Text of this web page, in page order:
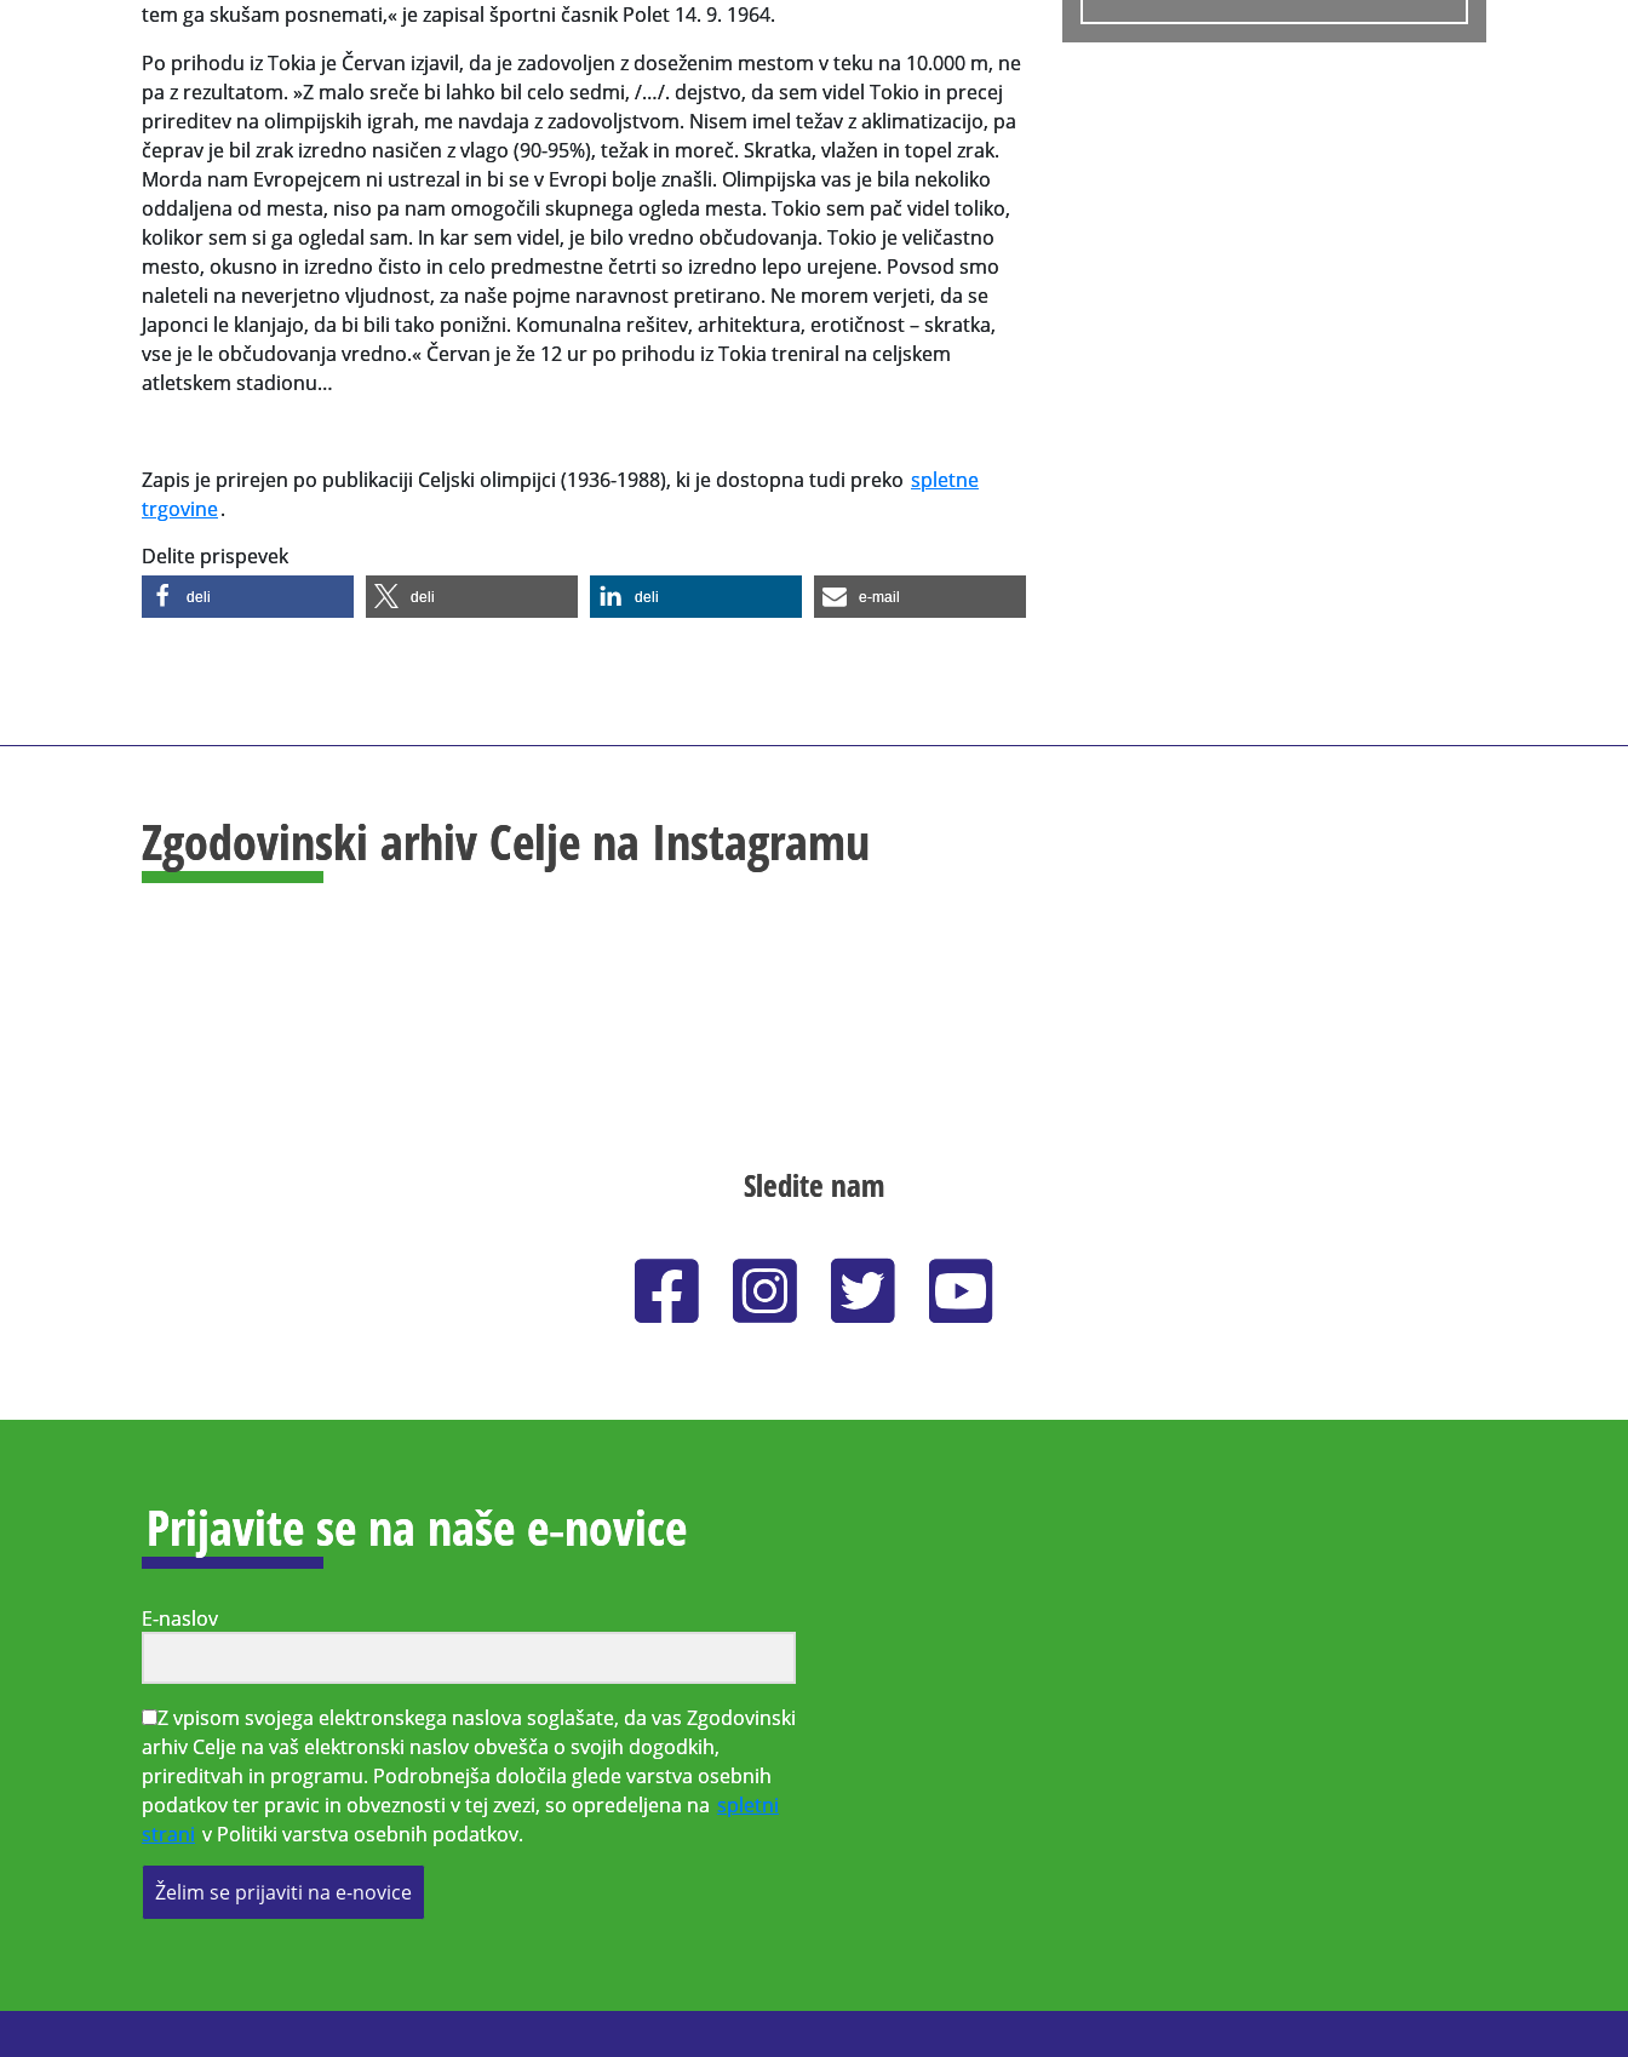
tem ga skušam posnemati,« je zapisal športni časnik Polet 14. 9. 1964.
Po prihodu iz Tokia je Červan izjavil, da je zadovoljen z doseženim mestom v teku na 10.000 m, ne
pa z rezultatom. »Z malo sreče bi lahko bil celo sedmi, /…/. dejstvo, da sem videl Tokio in precej
prireditev na olimpijskih igrah, me navdaja z zadovoljstvom. Nisem imel težav z aklimatizacijo, pa
čeprav je bil zrak izredno nasičen z vlago (90-95%), težak in moreč. Skratka, vlažen in topel zrak.
Morda nam Evropejcem ni ustrezal in bi se v Evropi bolje znašli. Olimpijska vas je bila nekoliko
oddaljena od mesta, niso pa nam omogočili skupnega ogleda mesta. Tokio sem pač videl toliko,
kolikor sem si ga ogledal sam. In kar sem videl, je bilo vredno občudovanja. Tokio je veličastno
mesto, okusno in izredno čisto in celo predmestne četrti so izredno lepo urejene. Povsod smo
naleteli na neverjetno vljudnost, za naše pojme naravnost pretirano. Ne morem verjeti, da se
Japonci le klanjajo, da bi bili tako ponižni. Komunalna rešitev, arhitektura, erotičnost – skratka,
vse je le občudovanja vredno.« Červan je že 12 ur po prihodu iz Tokia treniral na celjskem
atletskem stadionu…
Zapis je prirejen po publikaciji Celjski olimpijci (1936-1988), ki je dostopna tudi preko spletne
trgovine.
Delite prispevek
deli deli deli e-mail
Zgodovinski arhiv Celje na Instagramu
Sledite nam
Prijavite se na naše e‑novice
E-naslov
Z vpisom svojega elektronskega naslova soglašate, da vas Zgodovinski
arhiv Celje na vaš elektronski naslov obvešča o svojih dogodkih,
prireditvah in programu. Podrobnejša določila glede varstva osebnih
podatkov ter pravic in obveznosti v tej zvezi, so opredeljena na spletni
strani v Politiki varstva osebnih podatkov.
Želim se prijaviti na e-novice